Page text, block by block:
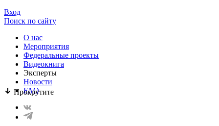
Прокрутите
Вход
Поиск по сайту
О нас
Mероприятия
Федеральные проекты
Видеокнига
Эксперты
Новости
FAQ